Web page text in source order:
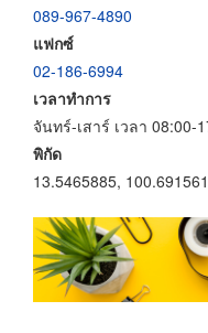
089-967-4890
แฟกซ์
02-186-6994
เวลาทำการ
จันทร์-เสาร์ เวลา 08:00-
พิกัด
13.5465885,